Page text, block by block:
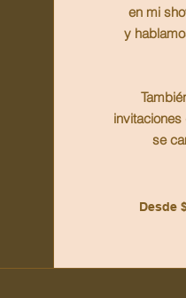
en mi
y
se
Desde